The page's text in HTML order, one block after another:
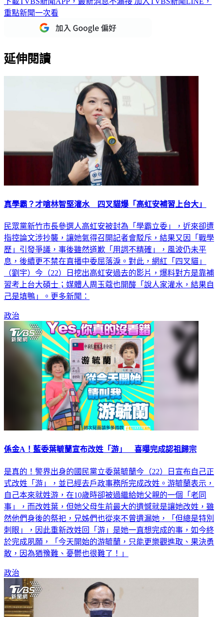
重點新聞一次看
延伸閱讀
真學霸？才嗆林智堅灌水 四叉貓爆「高虹安補習上台大」
民眾黨新竹市長參選人高虹安被封為「學霸立委」，近來卻遭
指控論文涉抄襲，讓她氣得召開記者會駁斥，結果又因「戰學
歷」引發爭議，事後雖然道歉「用詞不精確」，風波仍未平
息，後續更不禁在直播中委屈落淚。對此，網紅「四叉貓」
（劉宇）今（22）日挖出高虹安過去的影片，爆料對方是靠補
習考上台大碩士；媒體人周玉蔻也開酸「說人家灌水，結果自
己是填鴨」。更多新聞：
政治
係金A！藍委葉毓蘭宣布改姓「游」 喜曝完成認祖歸宗
是真的！警界出身的國民黨立委葉毓蘭今（22）日宣布自己正
式改姓「游」，並已經去戶政事務所完成改姓。游毓蘭表示，
自己本來就姓游，在10歲時卻被過繼給她父親的一個「老同
事」，而改姓葉，但她父母生前最大的遺憾就是讓她改姓，雖
然他們身後的祭祀，兄姊們也從來不曾遺漏她，「但總是特別
刺眼」，因此重新改姓回「游」是她一直想完成的事，如今終
於完成夙願，「今天開始的游毓蘭，只能更樂觀進取、果決勇
敢，因為猶豫難、憂鬱也很難了！」
政治